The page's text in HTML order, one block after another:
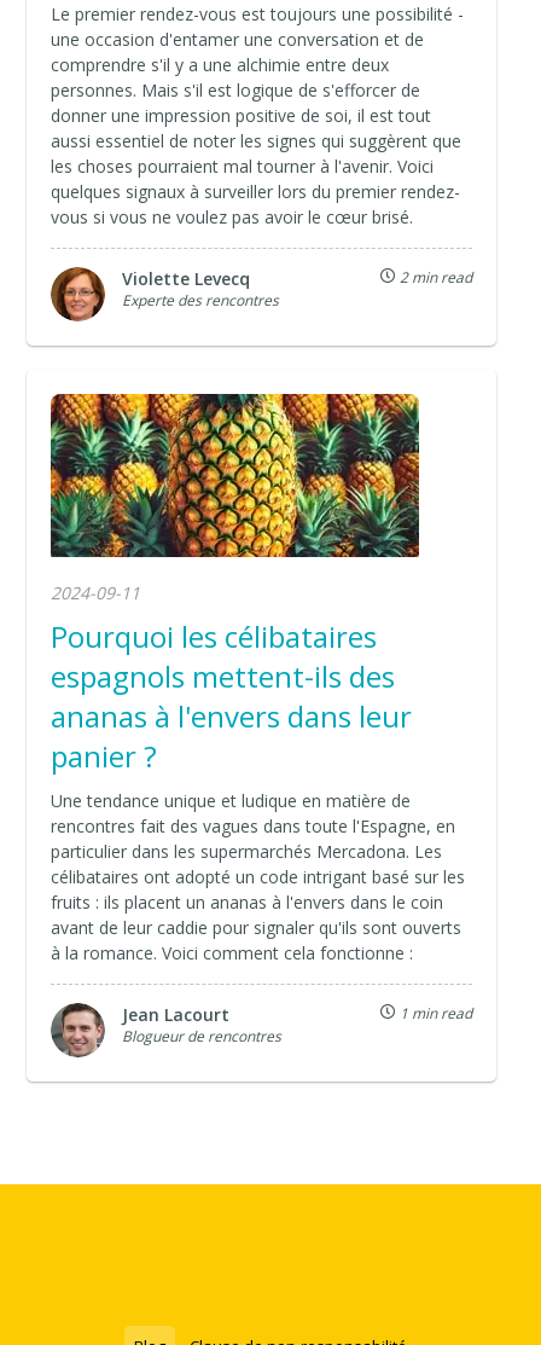
Le premier rendez-vous est toujours une possibilité -
une occasion d'entamer une conversation et de
comprendre s'il y a une alchimie entre deux
personnes. Mais s'il est logique de s'efforcer de
donner une impression positive de soi, il est tout
aussi essentiel de noter les signes qui suggèrent que
les choses pourraient mal tourner à l'avenir. Voici
quelques signaux à surveiller lors du premier rendez-
vous si vous ne voulez pas avoir le cœur brisé.
Violette Levecq
Experte des rencontres
2 min read
2024-09-11
Pourquoi les célibataires
espagnols mettent-ils des
ananas à l'envers dans leur
panier ?
Une tendance unique et ludique en matière de
rencontres fait des vagues dans toute l'Espagne, en
particulier dans les supermarchés Mercadona. Les
célibataires ont adopté un code intrigant basé sur les
fruits : ils placent un ananas à l'envers dans le coin
avant de leur caddie pour signaler qu'ils sont ouverts
à la romance. Voici comment cela fonctionne :
Jean Lacourt
Blogueur de rencontres
1 min read